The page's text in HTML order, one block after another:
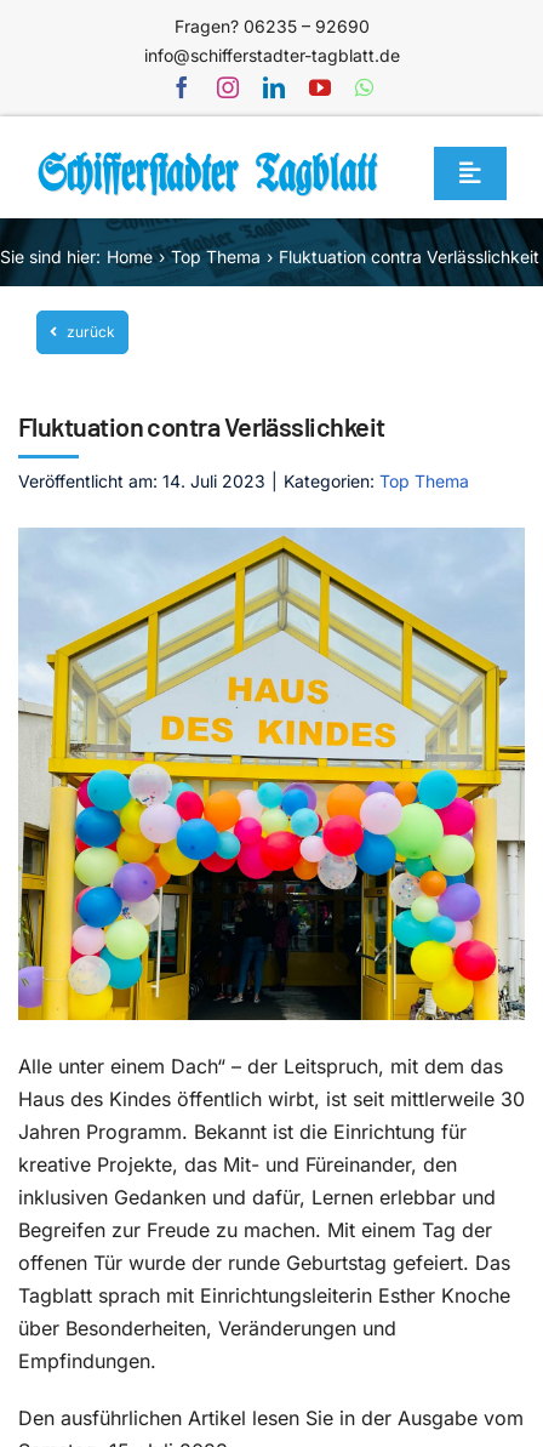
Fragen? 06235 – 92690
info@schifferstadter-tagblatt.de
Toggle
Home
Themen
Blog
Service
Mediathek
Jetzt abonnieren
Sie sind hier: Home Top Thema Fluktuation contra Verlässlichkeit
zurück
Fluktuation contra Verlässlichkeit
Veröffentlicht am: 14. Juli 2023 Kategorien: Top Thema
Alle unter einem Dach“ – der Leitspruch, mit dem das
Haus des Kindes öffentlich wirbt, ist seit mittlerweile 30
Jahren Programm. Bekannt ist die Einrichtung für
kreative Projekte, das Mit- und Füreinander, den
inklusiven Gedanken und dafür, Lernen erlebbar und
Begreifen zur Freude zu machen. Mit einem Tag der
offenen Tür wurde der runde Geburtstag gefeiert. Das
Tagblatt sprach mit Einrichtungsleiterin Esther Knoche
über Besonderheiten, Veränderungen und
Empfindungen.
Den ausführlichen Artikel lesen Sie in der Ausgabe vom